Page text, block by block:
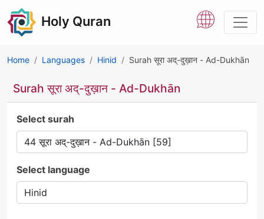
Holy Quran
Home Languages Hinid Surah सूरा अद्-दुख़ान - Ad-Dukhān
Surah सूरा अद्-दुख़ान - Ad-Dukhān
Select surah
Select language